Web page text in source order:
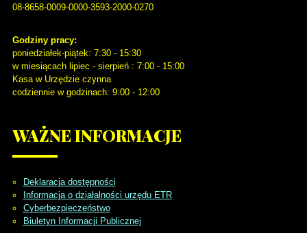
08-8658-0009-0000-3593-2000-0270
Godziny pracy:
poniedziałek-piątek: 7:30 - 15:30
w miesiącach lipiec - sierpień : 7:00 - 15:00
Kasa w Urzędzie czynna
codziennie w godzinach: 9:00 - 12:00
WAŻNEINFORMACJE
Deklaracja dostępności
Informacja o działalności urzędu ETR
Cyberbezpieczeństwo
Biuletyn Informacji Publicznej